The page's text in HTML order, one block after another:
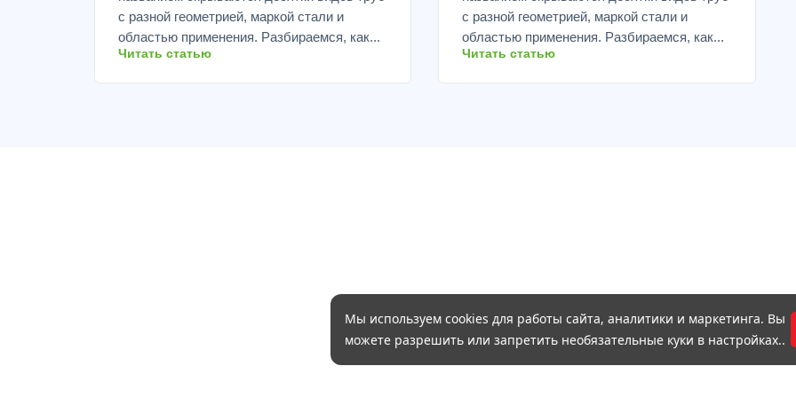
с разной геометрией, маркой стали и
областью применения. Разбираемся, как...
Читать статью
с разной геометрией, маркой стали и
областью применения. Разбираемся, как...
Читать статью
Мы используем cookies для работы сайта, аналитики и маркетинга. Вы
можете разрешить или запретить необязательные куки в настройках..